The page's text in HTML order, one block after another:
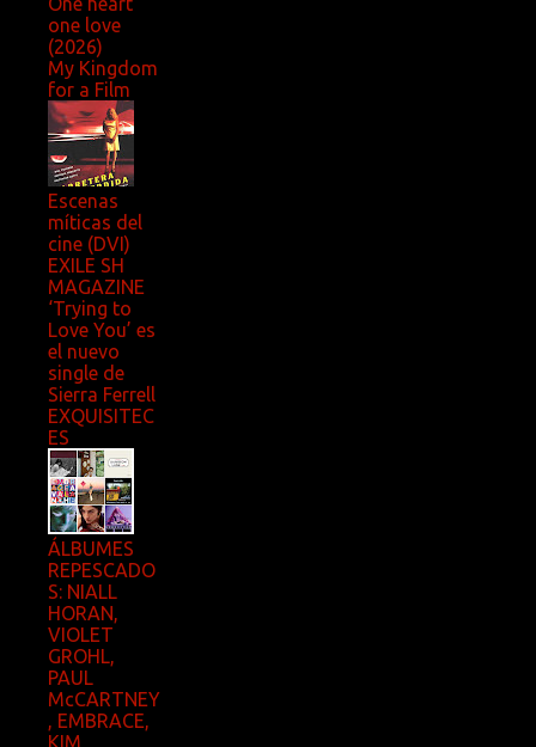
one love
(2026)
My Kingdom
for a Film
Escenas
míticas del
cine (DVI)
EXILE SH
MAGAZINE
‘Trying to
Love You’ es
el nuevo
single de
Sierra Ferrell
EXQUISITEC
ES
ÁLBUMES
REPESCADO
S: NIALL
HORAN,
VIOLET
GROHL,
PAUL
McCARTNEY
, EMBRACE,
KIM